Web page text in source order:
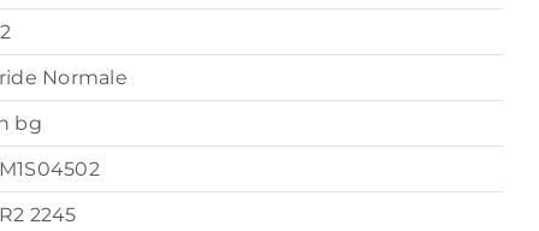
Normale
bg
2245